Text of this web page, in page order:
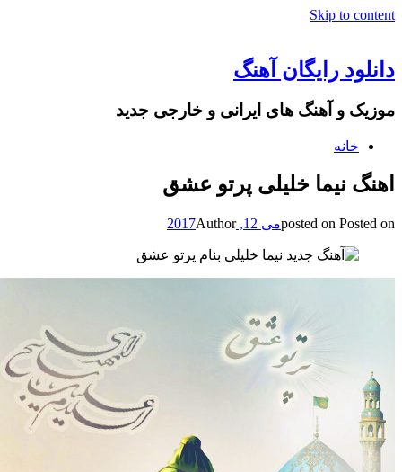
Skip to
رایگان آهنگ
و آهنگ های ایرانی و خارجی جدید
خانه
نیما خلیلی پرتو عشق
posted on می 12, 2017 Author